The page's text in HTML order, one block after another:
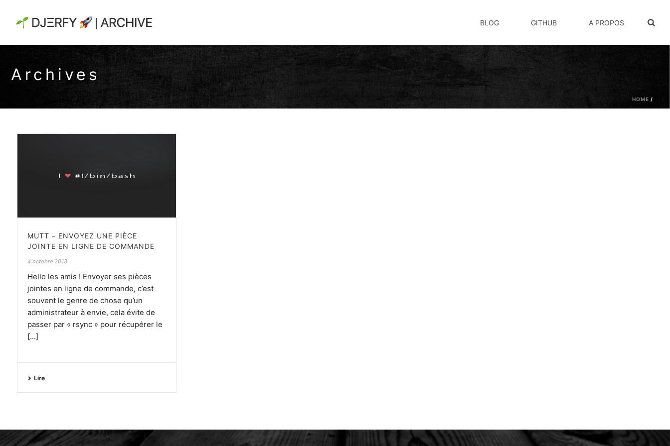
BLOG GITHUB A PROPOS
Archives
HOME /
MUTT – ENVOYEZ UNE PIÈCE
JOINTE EN LIGNE DE COMMANDE
4 octobre 2013
Hello les amis ! Envoyer ses pièces
jointes en ligne de commande, c’est
souvent le genre de chose qu’un
administrateur à envie, cela évite de
passer par « rsync » pour récupérer le
[...]
Lire